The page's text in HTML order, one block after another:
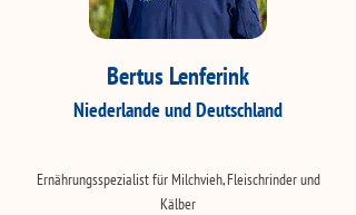
Bertus Lenferink
Niederlande und Deutschland
Ernährungsspezialist für Milchvieh, Fleischrinder und
Kälber